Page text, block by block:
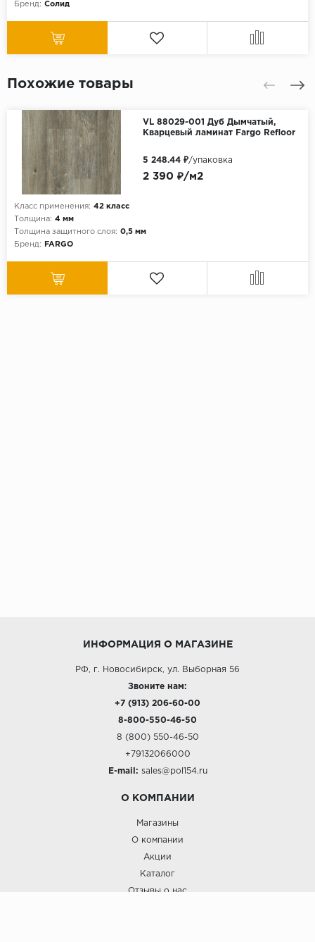
Бренд: Солид
Похожие товары
VL 88029-001 Дуб Дымчатый,
Кварцевый ламинат Fargo Refloor
Класс применения: 42 класс
Толщина: 4 мм
Толщина защитного слоя: 0,5 мм
Бренд:
FARGO
2 390 ₽/м2
5 248.44 ₽/упаковка
ИНФОРМАЦИЯ О МАГАЗИНЕ
РФ, г. Новосибирск, ул. Выборная 56
Звоните нам:
+7 (913) 206-60-00
8-800-550-46-50
8 (800) 550-46-50
+79132066000
E-mail: sales@pol154.ru
О КОМПАНИИ
Магазины
О компании
Акции
Каталог
Отзывы о нас